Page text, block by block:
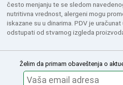
često menjanju te se sledom
nutritivna vrednost, alergeni mogu
iskazane su u dinarima. PDV je
odstupati od stvarnog izgleda
Želim da primam obaveštenja o